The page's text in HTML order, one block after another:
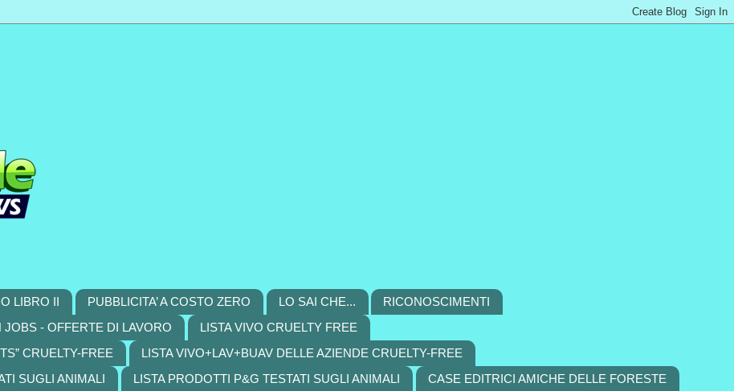
LIBRO II PUBBLICITA’ A COSTO ZERO LO SAI CHE...
RICONOSCIMENTI
JOBS - OFFERTE DI LAVORO
LISTA VIVO CRUELTY FREE
CRUELTY-FREE
LISTA VIVO+LAV+BUAV DELLE AZIENDE CRUELTY-FREE
SUGLI ANIMALI
LISTA PRODOTTI P&G TESTATI SUGLI ANIMALI
CASE EDITRICI AMICHE DELLE FORESTE